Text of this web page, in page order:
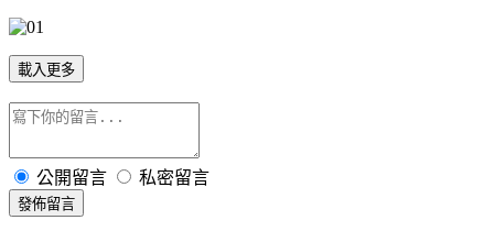
載入更多
公開留言 私密留言
發佈留言